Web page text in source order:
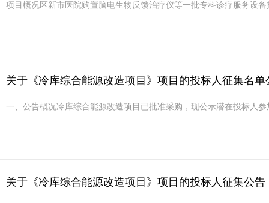
项目概况区新市医院购置脑电生物反馈治疗仪等一批专科诊疗服务设
关于《冷库综合能源改造项目》项目的投标人征集名单
一、公告概况冷库综合能源改造项目已批准采购，现公示潜在投标
关于《冷库综合能源改造项目》项目的投标人征集公告